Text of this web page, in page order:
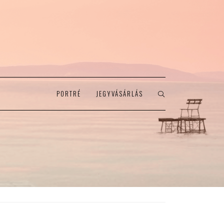
PORTRÉ JEGYVÁSÁRLÁS